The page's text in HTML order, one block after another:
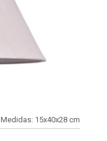
Medidas: 15x40x28 cm